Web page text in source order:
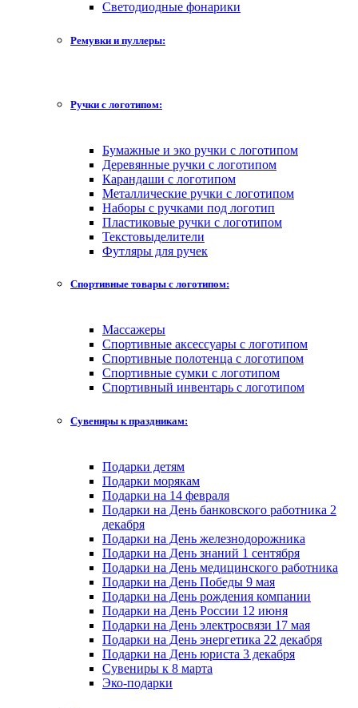
Светодиодные фонарики
Ремувки и пуллеры:
Ручки с логотипом:
Бумажные и эко ручки с логотипом
Деревянные ручки с логотипом
Карандаши с логотипом
Металлические ручки с логотипом
Наборы с ручками под логотип
Пластиковые ручки с логотипом
Текстовыделители
Футляры для ручек
Спортивные товары с логотипом:
Массажеры
Спортивные аксессуары с логотипом
Спортивные полотенца с логотипом
Спортивные сумки с логотипом
Спортивный инвентарь с логотипом
Сувениры к праздникам:
Подарки детям
Подарки морякам
Подарки на 14 февраля
Подарки на День банковского работника 2
декабря
Подарки на День железнодорожника
Подарки на День знаний 1 сентября
Подарки на День медицинского работника
Подарки на День Победы 9 мая
Подарки на День рождения компании
Подарки на День России 12 июня
Подарки на День электросвязи 17 мая
Подарки на День энергетика 22 декабря
Подарки на День юриста 3 декабря
Сувениры к 8 марта
Эко-подарки